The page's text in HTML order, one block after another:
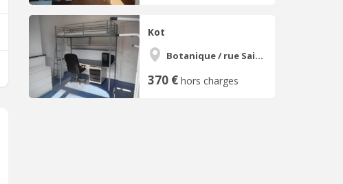
Kot
Botanique / rue Saint-Gilles / Jonfosse
370 € hors charges